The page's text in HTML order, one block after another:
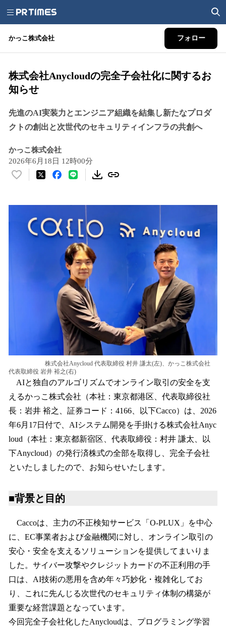
かっこ株式会社 フォロー
株式会社Anycloudの完全子会社化に関するお
知らせ
先進のAI実装力とエンジニア組織を結集し新たなプロダ
クトの創出と次世代のセキュリティインフラの共創へ
かっこ株式会社
2026年6月18日 12時00分
い
株式会社Anycloud 代表取締役 村井 謙太(左)、かっこ株式会社
代表取締役 岩井 裕之(右)
AIと独自のアルゴリズムでオンライン取引の安全を支
えるかっこ株式会社（本社：東京都港区、代表取締役社
長：岩井 裕之、証券コード：4166、以下Cacco）は、2026
年6月17日付で、AIシステム開発を手掛ける株式会社Anyc
loud（本社：東京都新宿区、代表取締役：村井 謙太、以
下Anycloud）の発行済株式の全部を取得し、完全子会社
といたしましたので、お知らせいたします。
■背景と目的
Caccoは、主力の不正検知サービス「O-PLUX」を中心
に、EC事業者および金融機関に対し、オンライン取引の
安心・安全を支えるソリューションを提供してまいりま
した。サイバー攻撃やクレジットカードの不正利用の手
口は、AI技術の悪用を含め年々巧妙化・複雑化してお
り、これに先んじる次世代のセキュリティ体制の構築が
重要な経営課題となっています。
今回完全子会社化したAnycloudは、プログラミング学習